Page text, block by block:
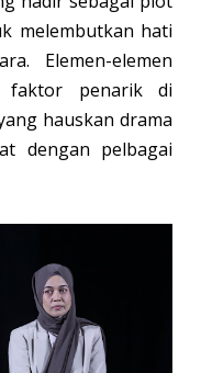
melembutkan hati
Elemen-elemen
faktor penarik di
hauskan drama
dengan pelbagai